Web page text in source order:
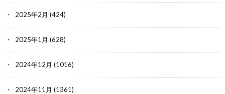
2025年2月 (424)
2025年1月 (628)
2024年12月 (1016)
2024年11月 (1361)